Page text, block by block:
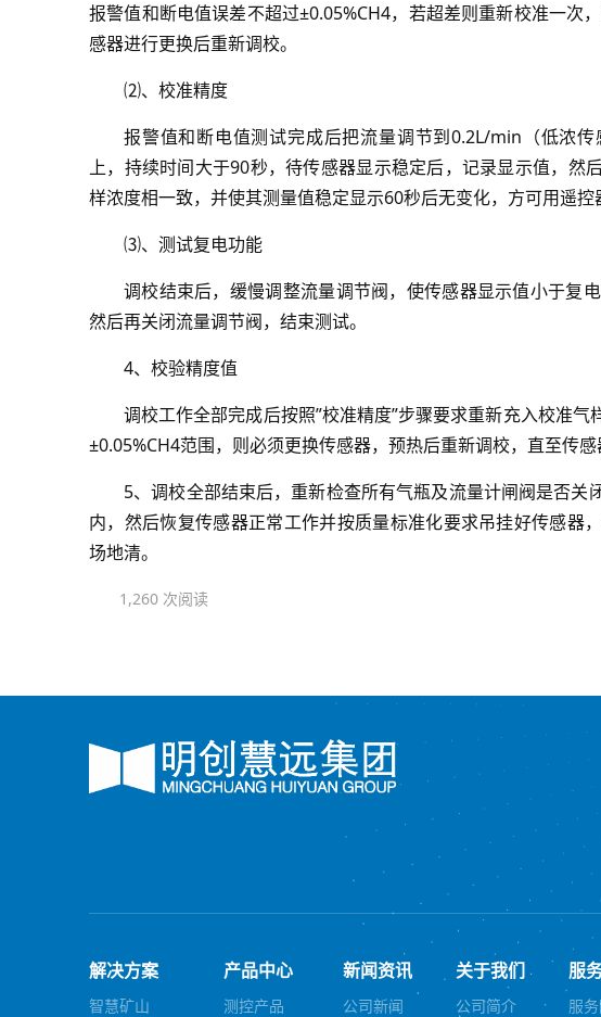
报警值和断电值误差不超过±0.05%CH4，若超差则重新校准一次
感器进行更换后重新调校。
⑵、校准精度
报警值和断电值测试完成后把流量调节到0.2L/min（低浓
上，持续时间大于90秒，待传感器显示稳定后，记录显示值，然
样浓度相一致，并使其测量值稳定显示60秒后无变化，方可用遥控
⑶、测试复电功能
调校结束后，缓慢调整流量调节阀，使传感器显示值小于复
然后再关闭流量调节阀，结束测试。
4、校验精度值
调校工作全部完成后按照”校准精度”步骤要求重新充入校准
±0.05%CH4范围，则必须更换传感器，预热后重新调校，直至传感
5、调校全部结束后，重新检查所有气瓶及流量计闸阀是否关
内，然后恢复传感器正常工作并按质量标准化要求吊挂好传感器
场地清。
1,260 次阅读
解决方案
智慧矿山
产品中心
测控产品
新闻资讯
公司新闻
关于我们
公司简介
服
服